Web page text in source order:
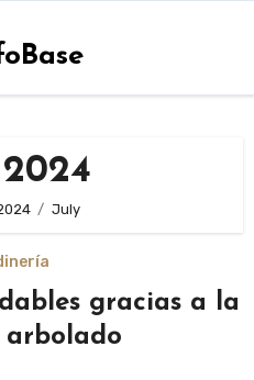
July
gracias a la
arbolado